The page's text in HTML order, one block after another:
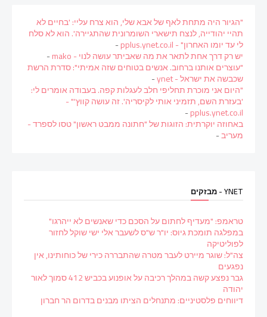
"הגיור היה מתחת לאף של אבא שלי, הוא צרח עליי: 'בחיים לא
תהיי יהודייה, לנצח תישארי השומרונית שהתגיירה'. הוא לא סלח
לי עד יומו האחרון" - pplus.ynet.co.il -
יש רק דרך אחת לתאר את מה שאביתר עושה לנוי - mako -
"עוצרים אותנו ברחוב. אנשים בטוחים שזה אמיתי": סדרת הרשת
שכבשה את ישראל - ynet -
"היום אני מוכרת תחליפי חלב לעגלות קפה. בעבודה אומרים לי:
'בעזרת השם, תזמיני אותי לקיסריה'. זה עושה קווץ'" -
pplus.ynet.co.il
-
באחוזה יוקרתית: הזוגות של "חתונה ממבט ראשון" טסו לספרד -
מעריב-
YNET - מבזקים
טראמפ: "מעדיף לחתום על הסכם כדי שאנשים לא ייהרגו"
במפלגה תומכת גיוס: יו"ר ש"ס לשעבר אלי ישי שוקל לחזור
לפוליטיקה
צה"ל: שוגר מיירט לעבר מטרה שהתבררה כירי של כוחותינו, אין
נפגעים
גבר נפצע קשה במהלך רכיבה על אופנוע בכביש 412 סמוך לאור
יהודה
דיווחים פלסטיניים: מתנחלים הציתו מבנים בדרום הר חברון